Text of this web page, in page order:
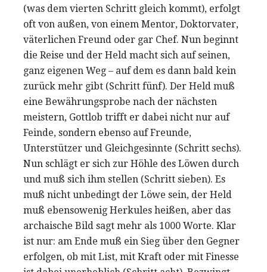
(was dem vierten Schritt gleich kommt), erfolgt
oft von außen, von einem Mentor, Doktorvater,
väterlichen Freund oder gar Chef. Nun beginnt
die Reise und der Held macht sich auf seinen,
ganz eigenen Weg – auf dem es dann bald kein
zurück mehr gibt (Schritt fünf). Der Held muß
eine Bewährungsprobe nach der nächsten
meistern, Gottlob trifft er dabei nicht nur auf
Feinde, sondern ebenso auf Freunde,
Unterstützer und Gleichgesinnte (Schritt sechs).
Nun schlägt er sich zur Höhle des Löwen durch
und muß sich ihm stellen (Schritt sieben). Es
muß nicht unbedingt der Löwe sein, der Held
muß ebensowenig Herkules heißen, aber das
archaische Bild sagt mehr als 1000 Worte. Klar
ist nur: am Ende muß ein Sieg über den Gegner
erfolgen, ob mit List, mit Kraft oder mit Finesse